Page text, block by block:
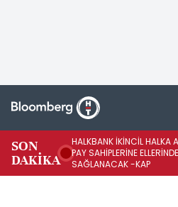
SON
DAKİKA
HALKBANK İKİNCİL HALKA
PAY SAHİPLERİNE
SAĞLANACAK -KAP